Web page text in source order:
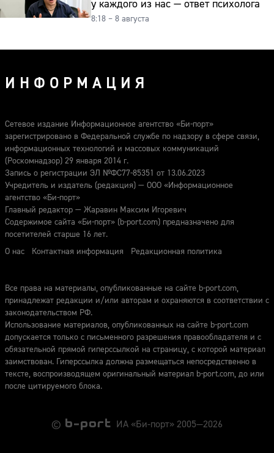
у каждого из нас — ответ психолога
8:18 – 8 августа
ИНФОРМАЦИЯ
Сетевое издание Информационное агентство «Би-порт»
зарегистрировано в Федеральной службе по надзору в сфере связи,
информационных технологий и массовых коммуникаций
(Роскомнадзор) 29 января 2014 г.
Запись о регистрации ЭЛ №ФС77-85351 от 13.06.2023
Учредитель и издатель (редакция) — ООО «Информационное
агентство «Би-порт»
Главный редактор — Жаравин Максим Игоревич
Содержимое сайта «Би-порт» (b-port.com) предназначено для
посетителей старше 16 лет.
О нас
Контактная информация Редакционная политика
Все права на материалы, опубликованные на сайте b-port.com,
принадлежат редакции и/или авторам и охраняются в соответствии с
законодательством РФ.
Использование материалов, опубликованных на сайте b-port.com
допускается только с письменного разрешения правообладателя и с
обязательной прямой гиперссылкой на страницу, с которой материал
заимствован. Гиперссылка должна размещаться непосредственно в
тексте, воспроизводящем оригинальный материал b-port.com, до или
после цитируемого блока.
© ИА «Би-порт» 2005—2026